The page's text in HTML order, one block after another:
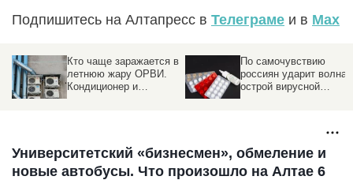
Подпишитесь на Алтапресс в Телеграме и в Max
Кто чаще заражается в
летнюю жару ОРВИ.
Кондиционер и
По самочувствию
россиян ударит волна
острой вирусной
Университетский «бизнесмен», обмеление и
новые автобусы. Что произошло на Алтае 6